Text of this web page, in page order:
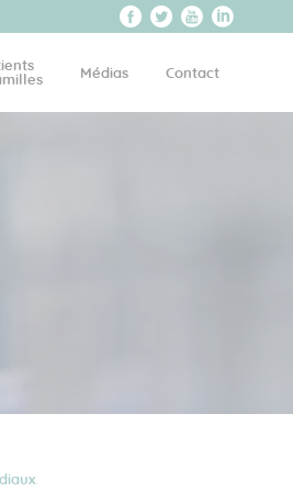
Médias Contact
.